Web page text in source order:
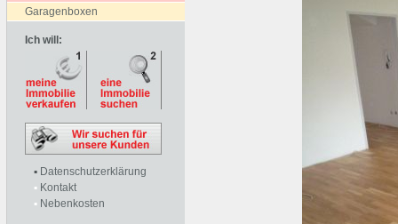
Garagenboxen
Ich will:
▪ Datenschutzerklärung
▪ Kontakt
▪ Nebenkosten